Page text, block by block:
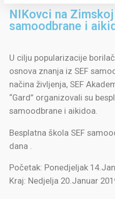
NIKovci na
samoodbrane i
U cilju popularizacije
osnova znanja iz SEF
načina življenja, SEF
“Gard” organizovali su
samoodbrane i aikidoa.
Besplatna škola SEF
dana .
Početak: Ponedjeljak
Kraj: Nedjelja 20.Januar